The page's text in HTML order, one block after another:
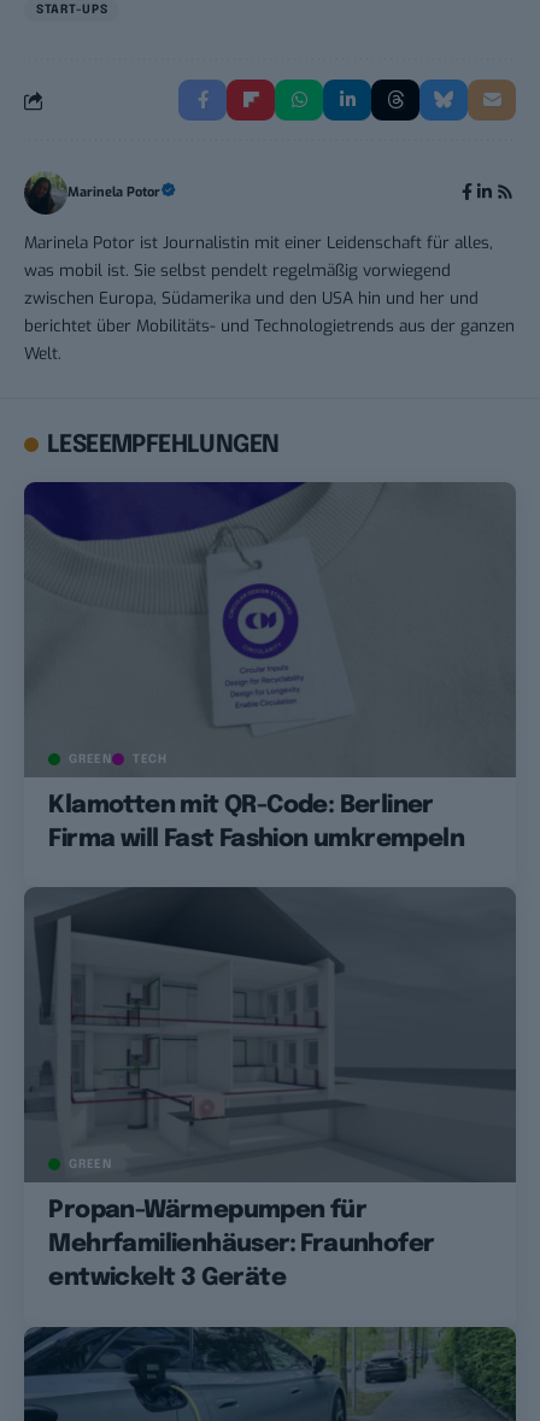
START-UPS
Marinela Potor
Marinela Potor ist Journalistin mit einer Leidenschaft für alles,
was mobil ist. Sie selbst pendelt regelmäßig vorwiegend
zwischen Europa, Südamerika und den USA hin und her und
berichtet über Mobilitäts- und Technologietrends aus der ganzen
Welt.
LESEEMPFEHLUNGEN
GREEN TECH
Klamotten mit QR-Code: Berliner
Firma will Fast Fashion umkrempeln
GREEN
Propan-Wärmepumpen für
Mehrfamilienhäuser: Fraunhofer
entwickelt 3 Geräte